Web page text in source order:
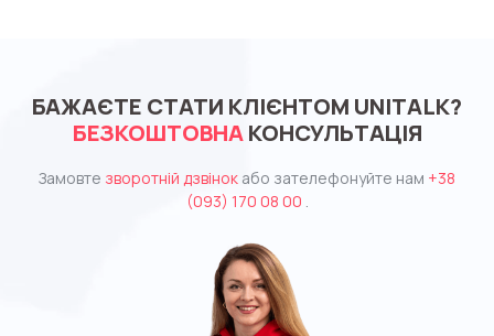
БАЖАЄТЕ СТАТИ КЛІЄНТОМ UNITALK?
БЕЗКОШТОВНАКОНСУЛЬТАЦІЯ
Замовте зворотній дзвінок або зателефонуйте нам +38
(093) 170 08 00 .